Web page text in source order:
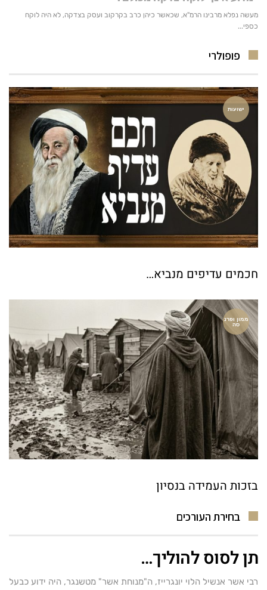
פופולרי
ישועות
חכמים עדיפים מנביא…
ממון ופרנ
סה
בזכות העמידה בנסיון
בחירת העורכים
תן לסוס להוליך…
רבי אשר אנשיל הלוי יונגרייז, ה"מנוחת אשר" מטשנגר, היה ידוע כבעל